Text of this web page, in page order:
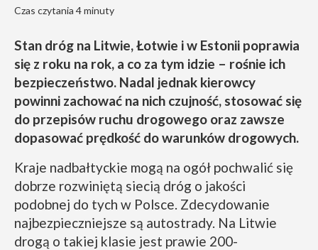
Czas czytania 4 minuty
Stan dróg na Litwie, Łotwie i w Estonii poprawia
się z roku na rok, a co za tym idzie – rośnie ich
bezpieczeństwo. Nadal jednak kierowcy
powinni zachować na nich czujność, stosować się
do przepisów ruchu drogowego oraz zawsze
dopasować prędkość do warunków drogowych.
Kraje nadbałtyckie mogą na ogół pochwalić się
dobrze rozwiniętą siecią dróg o jakości
podobnej do tych w Polsce. Zdecydowanie
najbezpieczniejsze są autostrady. Na Litwie
drogą o takiej klasie jest prawie 200-